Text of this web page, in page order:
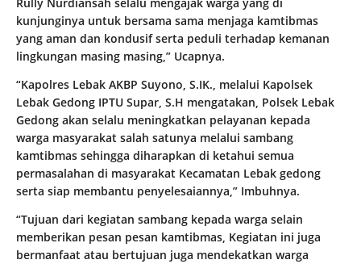
Rully Nurdiansah selalu mengajak warga yang di
kunjunginya untuk bersama sama menjaga kamtibmas
yang aman dan kondusif serta peduli terhadap kemanan
lingkungan masing masing,” Ucapnya.
“Kapolres Lebak AKBP Suyono, S.IK., melalui Kapolsek
Lebak Gedong IPTU Supar, S.H mengatakan, Polsek Lebak
Gedong akan selalu meningkatkan pelayanan kepada
warga masyarakat salah satunya melalui sambang
kamtibmas sehingga diharapkan di ketahui semua
permasalahan di masyarakat Kecamatan Lebak gedong
serta siap membantu penyelesaiannya,” Imbuhnya.
“Tujuan dari kegiatan sambang kepada warga selain
memberikan pesan pesan kamtibmas, Kegiatan ini juga
bermanfaat atau bertujuan juga mendekatkan warga